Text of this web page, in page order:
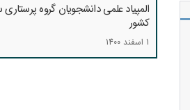
المپیاد علمی دانشجویان گروه پرستاری
کشور
1 اسفند 1400